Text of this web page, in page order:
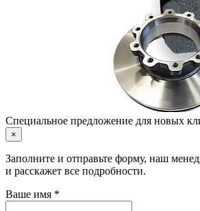
Специальное предложение для новых
×
Заполните и отправьте форму, наш
и расскажет все подробности.
Ваше имя *